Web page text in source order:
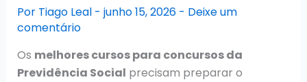
Por Tiago Leal - junho 15, 2026 - Deixe um
comentário
Os melhores cursos para concursos da
Previdência Social precisam preparar o